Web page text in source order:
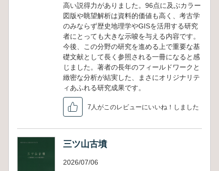
高い説得力がありました。96点に及ぶカラー
図版や眺望解析は資料的価値も高く、考古学
のみならず歴史地理学やGISを活用する研究
者にとっても大きな示唆を与える内容です。
今後、この分野の研究を進める上で重要な基
礎文献として長く参照される一冊になると感
じました。著者の長年のフィールドワークと
緻密な分析が結実した、まさにオリジナリテ
ィあふれる研究成果です。
7人がこのレビューにいいね！しました
三ツ山古墳
2026/07/06